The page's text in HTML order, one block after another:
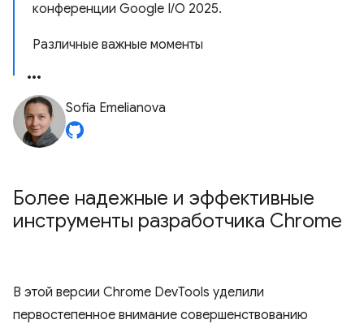
конференции Google I/O 2025.
Различные важные моменты
Sofia Emelianova
Более надежные и эффективные
инструменты разработчика Chrome
В этой версии Chrome DevTools уделили
первостепенное внимание совершенствованию